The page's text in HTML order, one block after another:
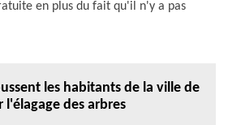
en plus du fait qu'il n'y a pas
les habitants de la ville de
l'élagage des arbres